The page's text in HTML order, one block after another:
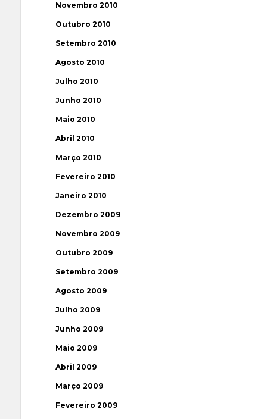
Novembro 2010
Outubro 2010
Setembro 2010
Agosto 2010
Julho 2010
Junho 2010
Maio 2010
Abril 2010
Março 2010
Fevereiro 2010
Janeiro 2010
Dezembro 2009
Novembro 2009
Outubro 2009
Setembro 2009
Agosto 2009
Julho 2009
Junho 2009
Maio 2009
Abril 2009
Março 2009
Fevereiro 2009